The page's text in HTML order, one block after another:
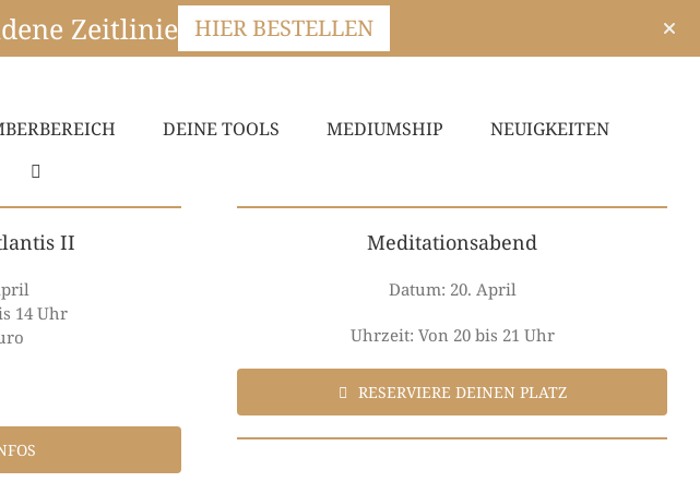
Zeitlinie HIER BESTELLEN
DEINE TOOLS MEDIUMSHIP
NEUIGKEITEN
II
14 Uhr
Meditationsabend
Datum: 20. April
Uhrzeit: Von 20 bis 21 Uhr
RESERVIERE DEINEN PLATZ